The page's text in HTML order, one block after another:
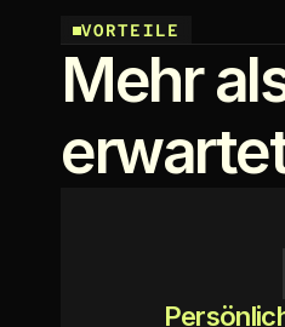
VORTEILE
Mehr